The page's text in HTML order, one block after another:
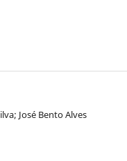
José Bento Alves